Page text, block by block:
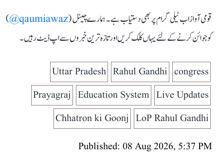
قومی آواز اب ٹیلی گرام پر بھی دستیاب ہے۔ ہمارے چینل (qaumiawaz@
)
کو جوائن کرنے کے لئے یہاں کلک کریں اور تازہ ترین خبروں سے اپ ڈیٹ رہیں۔
congress
Rahul Gandhi
Uttar Pradesh
Live Updates
Education System
Prayagraj
LoP Rahul Gandhi
Chhatron ki Goonj
Published: 08 Aug 2026, 5:37 PM